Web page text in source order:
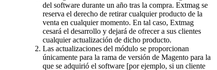
del software durante un año tras la compra. Extmag se
reserva el derecho de retirar cualquier producto de la
venta en cualquier momento. En tal caso, Extmag
cesará el desarrollo y dejará de ofrecer a sus clientes
cualquier actualización de dicho producto.
Las actualizaciones del módulo se proporcionan
únicamente para la rama de versión de Magento para la
que se adquirió el software [por ejemplo, si un cliente